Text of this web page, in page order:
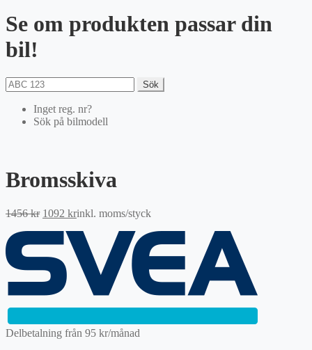
Se om produkten passar din
bil!
Sök
Inget reg. nr?
Sök på bilmodell
Bromsskiva
1456kr Det
1456 kr.
1092 krDet
priset
1092 kr.
inkl. moms/styck
Delbetalning från 95 kr/månad